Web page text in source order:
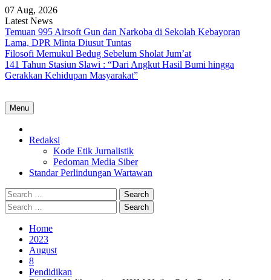
Skip
to
content
07 Aug, 2026
Latest News
Temuan 995 Airsoft Gun dan Narkoba di Sekolah Kebayoran
Lama, DPR Minta Diusut Tuntas
Filosofi Memukul Bedug Sebelum Sholat Jum’at
141 Tahun Stasiun Slawi : “Dari Angkut Hasil Bumi hingga
Gerakkan Kehidupan Masyarakat”
Menu
Redaksi
Kode Etik Jurnalistik
Pedoman Media Siber
Standar Perlindungan Wartawan
Search
for:
Search
for:
Home
2023
August
8
Pendidikan